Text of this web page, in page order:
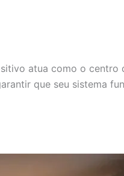
atua como o centro
que seu sistema